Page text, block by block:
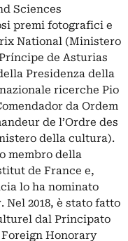
Sciences
premi fotografici e
National (Ministero
de Asturias
Presidenza della
ricerche Pio
da Ordem
de l’Ordre des
della cultura).
membro della
de France e,
lo ha nominato
Nel 2018, è stato fatto
dal Principato
Foreign Honorary